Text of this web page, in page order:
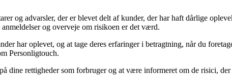
og advarsler, der er blevet delt af kunder, der har haft dårlige
og overveje om risikoen er det værd.
har oplevet, og at tage deres erfaringer i betragtning, når du
Personligtouch.
dine rettigheder som forbruger og at være informeret om de risici,